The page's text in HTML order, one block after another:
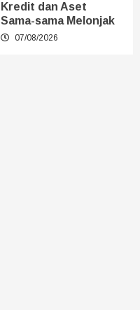
Kredit dan Aset
Sama-sama Melonjak
07/08/2026